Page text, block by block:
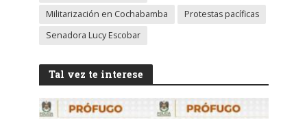
Militarización en Cochabamba
Protestas pacíficas
Senadora Lucy Escobar
Tal vez te interese